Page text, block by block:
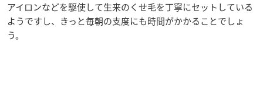
アイロンなどを駆使して生来のくせ毛を丁寧にセットしている
ようですし、きっと毎朝の支度にも時間がかかることでしょ
う。